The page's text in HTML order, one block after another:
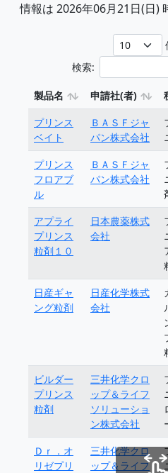
情報は 2026年06月21日(日)
検索:
製品名 申請社(者)
プリンス
ベイト
ＢＡＳＦジャ
パン株式会社
プリンス
フロアブ
ル
ＢＡＳＦジャ
パン株式会社
アプライ
プリンス
粒剤１０
日本農薬株式
会社
日産ギャ
ング粒剤
日産化学株式
会社
ビルダー
プリンス
粒剤
三井化学クロ
ップ＆ライフ
ソリューショ
ン株式会社
Ｄｒ．オ
リゼプリ
三井化学クロ
ップ＆ライフ